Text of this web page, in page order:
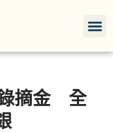
摘金 全